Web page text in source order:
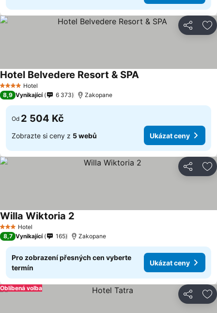
Sdílet
4 Počet hvězdiček
Hotel
Hotel Belvedere Resort & SPA
8,9 Vynikající 6 373 Zakopane
Od 2 504 Kč
Zobrazte si ceny z 5 webů Ukázat ceny
Sdílet
3 Počet hvězdiček
Hotel
Willa Wiktoria 2
8,7 Vynikající 165 Zakopane
Pro zobrazení přesných cen vyberte
termín
Ukázat ceny
Sdílet
Oblíbená volba